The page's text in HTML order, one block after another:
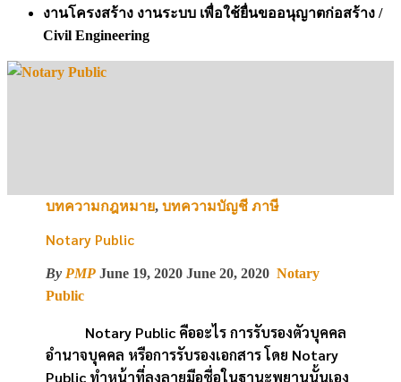
งานโครงสร้าง งานระบบ เพื่อใช้ยื่นขออนุญาตก่อสร้าง /
Civil Engineering
บทความกฎหมาย,บทความบัญชี ภาษี
Notary Public
By PMP June 19, 2020 June 20, 2020 Notary
Public
Notary Public คืออะไร การรับรองตัวบุคคล
อำนาจบุคคล หรือการรับรองเอกสาร โดย Notary
Public ทำหน้าที่ลงลายมือชื่อในฐานะพยานนั้นเอง